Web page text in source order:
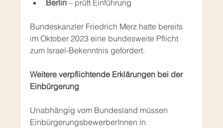
Berlin – prüft Einführung
Bundeskanzler Friedrich Merz hatte bereits
im Oktober 2023 eine bundesweite Pflicht
zum Israel-Bekenntnis gefordert.
Weitere verpflichtende Erklärungen bei der
Einbürgerung
Unabhängig vom Bundesland müssen
EinbürgerungsbewerberInnen in